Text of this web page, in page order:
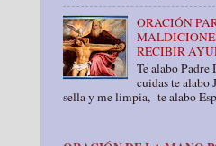
ORACIÓN
RECIBIR
Te alabo Padre
cuidas te alabo
sella y me limpia, te alabo